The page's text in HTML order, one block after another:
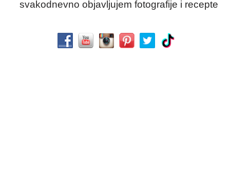
svakodnevno objavljujem fotografije i recepte